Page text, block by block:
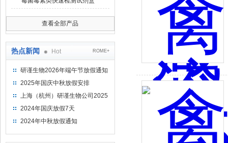
查看全部产品
热点新闻 Hot ROME+
研谨生物2026年端午节放假通知
2025年国庆中秋放假安排
上海（杭州）研谨生物公司2025
年端午节放假通知
2024年国庆放假7天
2024年中秋放假通知